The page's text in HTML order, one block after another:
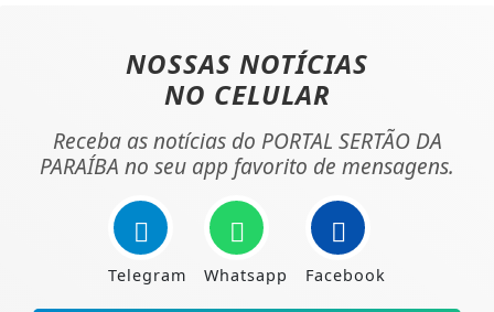
NOSSAS NOTÍCIAS
NO CELULAR
Receba as notícias do PORTAL SERTÃO DA
PARAÍBA no seu app favorito de mensagens.
Telegram Whatsapp Facebook